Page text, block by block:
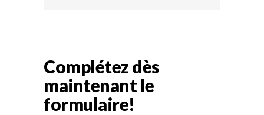
Complétez dès
maintenant le
formulaire!